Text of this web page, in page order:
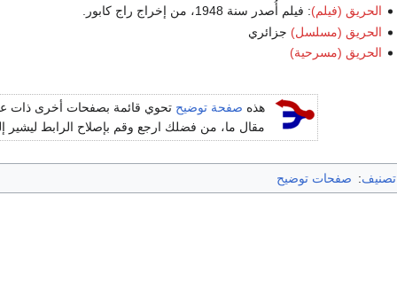
الحريق (فيلم): فيلم أُصدر سنة 1948، من إخراج راج كابور.
الحريق (مسلسل) جزائري
الحريق (مسرحية)
هذه صفحة توضيح تحوي قائمة بصفحات أخرى ذات
مقال ما، من فضلك ارجع وقم بإصلاح الرابط ليشير
تصنيف: صفحات توضيح